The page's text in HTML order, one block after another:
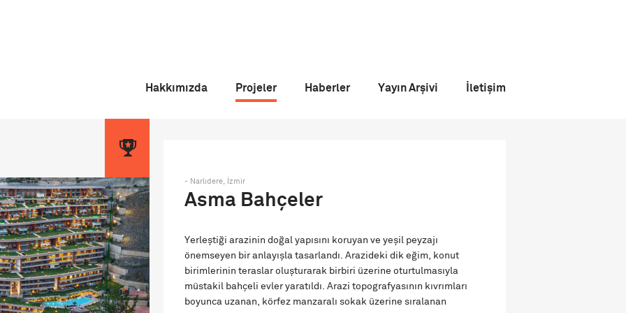
Hakkımızda Projeler Haberler Yayın Arşivi İletişim
- Narlıdere, İzmir
Asma Bahçeler
Yerleştiği arazinin doğal yapısını koruyan ve yeşil peyzajı
önemseyen bir anlayışla tasarlandı. Arazideki dik eğim, konut
birimlerinin teraslar oluşturarak birbiri üzerine oturtulmasıyla
müstakil bahçeli evler yaratıldı. Arazi topografyasının kıvrımları
boyunca uzanan, körfez manzaralı sokak üzerine sıralanan